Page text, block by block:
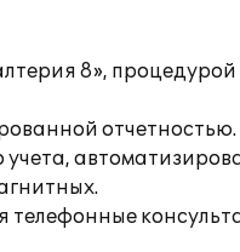
8», процедурой
отчетностью.
телефонные